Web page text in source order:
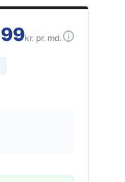
99kr. pr. md. i